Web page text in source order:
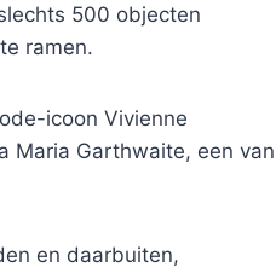
500 objecten
ramen.
icoon Vivienne
Maria Garthwaite, een van
en daarbuiten,